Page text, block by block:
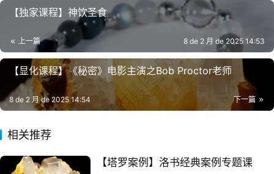
【独家课程】神饮圣‬食
上一篇 8 de 2 月 de 2025 14:53
【显化课程】《秘密》电影主演之Bob Proctor老师
下一篇
8 de 2 月 de 2025 14:54
相关推荐
【塔罗案例】洛书经典案例专题课